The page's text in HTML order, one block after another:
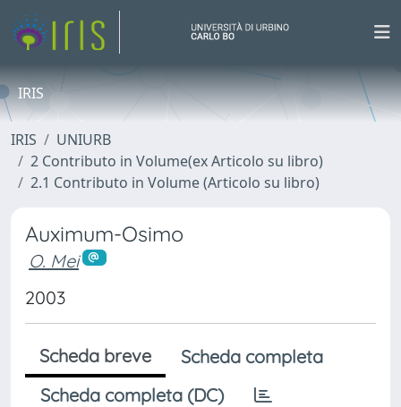
IRIS
IRIS
UNIURB
2 Contributo in Volume(ex Articolo su libro)
2.1 Contributo in Volume (Articolo su libro)
Auximum-Osimo
O. Mei
2003
Scheda breve
Scheda completa
Scheda completa (DC)